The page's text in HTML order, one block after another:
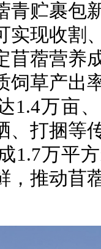
青贮裹包
实现收割
苜蓿营养
饲草产出
1.4万亩
、打捆等
1.7万平
，推动苜